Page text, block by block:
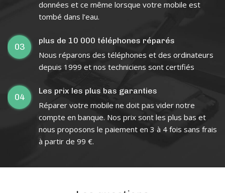
données et ce même lorsque votre mobile est
tombé dans l’eau.
03
plus de 10 000 téléphones réparés
Nous réparons des téléphones et des ordinateurs
depuis 1999 et nos techniciens sont certifiés
04
Les prix les plus bas garanties
Réparer votre mobile ne doit pas vider notre
compte en banque. Nos prix sont les plus bas et
nous proposons le paiement en 3 à 4 fois sans frais
à partir de 99 €.